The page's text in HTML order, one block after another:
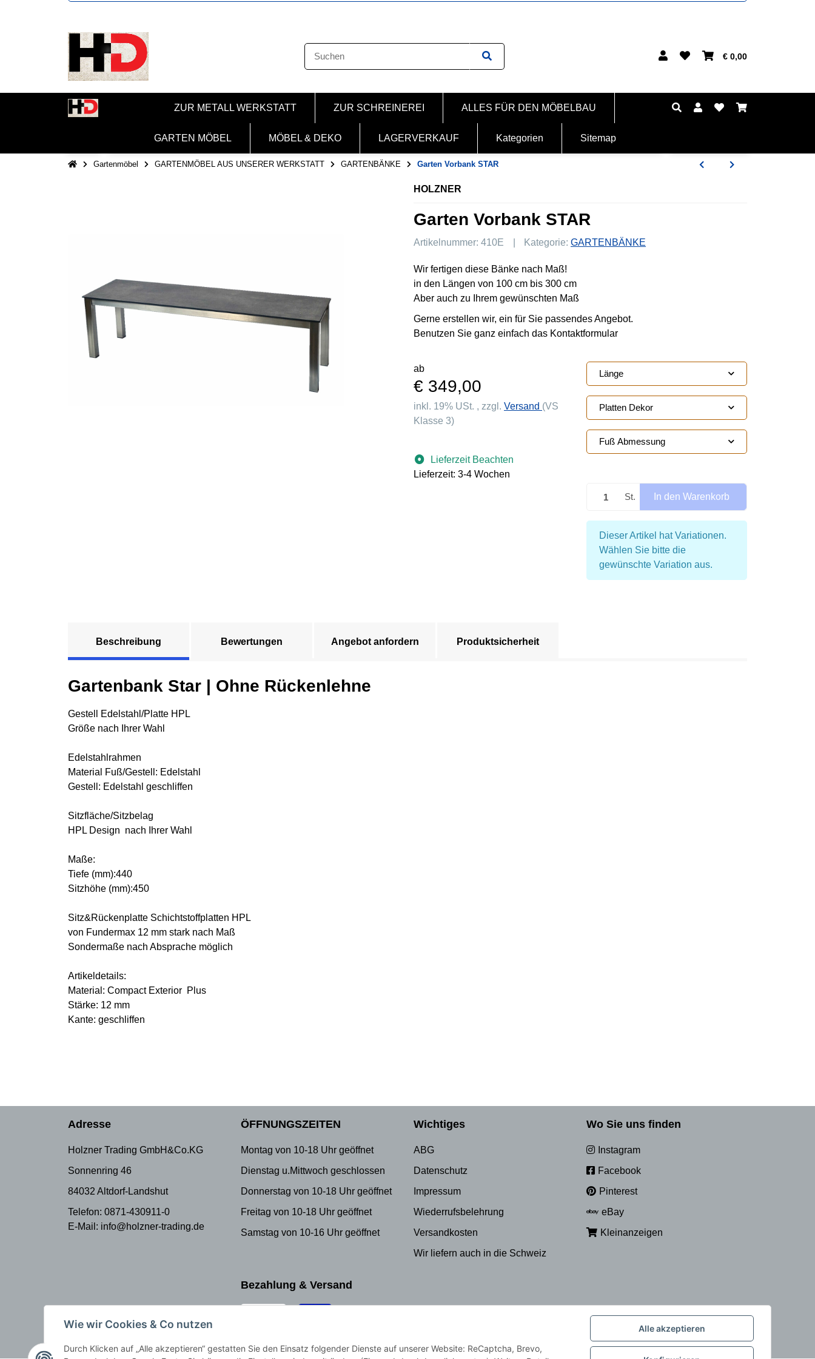
€ 0,00
ZUR METALL WERKSTATT ZUR SCHREINEREI ALLES FÜR DEN MÖBELBAU
GARTEN MÖBEL MÖBEL & DEKO LAGERVERKAUF Kategorien Sitemap
Gartenmöbel GARTENMÖBEL AUS UNSERER WERKSTATT GARTENBÄNKE Garten Vorbank STAR
HOLZNER
Garten Vorbank STAR
Artikelnummer: 410E Kategorie: GARTENBÄNKE
Wir fertigen diese Bänke nach Maß!
in den Längen von 100 cm bis 300 cm
Aber auch zu Ihrem gewünschten Maß
Gerne erstellen wir, ein für Sie passendes Angebot.
Benutzen Sie ganz einfach das Kontaktformular
ab
€ 349,00
inkl. 19% USt. , zzgl. Versand (VS
Klasse 3)
Lieferzeit Beachten
Lieferzeit: 3-4 Wochen
Länge
Platten Dekor
Fuß Abmessung
St. In den Warenkorb
x
Dieser Artikel hat Variationen.
Wählen Sie bitte die
gewünschte Variation aus.
Beschreibung Bewertungen Angebot anfordern Produktsicherheit
Gartenbank Star | Ohne Rückenlehne
Gestell Edelstahl/Platte HPL
Größe nach Ihrer Wahl
Edelstahlrahmen
Material Fuß/Gestell: Edelstahl
Gestell: Edelstahl geschliffen
Sitzfläche/Sitzbelag
HPL Design nach Ihrer Wahl
Maße:
Tiefe (mm):440
Sitzhöhe (mm):450
Sitz&Rückenplatte Schichtstoffplatten HPL
von Fundermax 12 mm stark nach Maß
Sondermaße nach Absprache möglich
Artikeldetails:
Material: Compact Exterior Plus
Stärke: 12 mm
Kante: geschliffen
Adresse
Holzner Trading GmbH&Co.KG
Sonnenring 46
84032 Altdorf-Landshut
Telefon: 0871-430911-0
E-Mail: info@holzner-trading.de
ÖFFNUNGSZEITEN
Montag von 10-18 Uhr geöffnet
Dienstag u.Mittwoch geschlossen
Donnerstag von 10-18 Uhr geöffnet
Freitag von 10-18 Uhr geöffnet
Samstag von 10-16 Uhr geöffnet
Wichtiges
ABG
Datenschutz
Impressum
Wiederrufsbelehrung
Versandkosten
Wir liefern auch in die Schweiz
Wo Sie uns finden
Instagram
Facebook
Pinterest
eBay
Kleinanzeigen
Bezahlung & Versand
Alle akzeptieren
Wie wir Cookies & Co nutzen
Durch Klicken auf „Alle akzeptieren“ gestatten Sie den Einsatz folgender Dienste auf unserer Website: ReCaptcha, Brevo,